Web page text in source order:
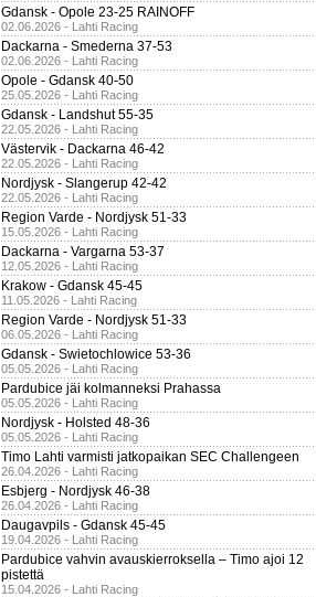
Gdansk - Opole 23-25 RAINOFF
02.06.2026 - Lahti Racing
Dackarna - Smederna 37-53
02.06.2026 - Lahti Racing
Opole - Gdansk 40-50
25.05.2026 - Lahti Racing
Gdansk - Landshut 55-35
22.05.2026 - Lahti Racing
Västervik - Dackarna 46-42
22.05.2026 - Lahti Racing
Nordjysk - Slangerup 42-42
22.05.2026 - Lahti Racing
Region Varde - Nordjysk 51-33
15.05.2026 - Lahti Racing
Dackarna - Vargarna 53-37
12.05.2026 - Lahti Racing
Krakow - Gdansk 45-45
11.05.2026 - Lahti Racing
Region Varde - Nordjysk 51-33
06.05.2026 - Lahti Racing
Gdansk - Swietochlowice 53-36
05.05.2026 - Lahti Racing
Pardubice jäi kolmanneksi Prahassa
05.05.2026 - Lahti Racing
Nordjysk - Holsted 48-36
05.05.2026 - Lahti Racing
Timo Lahti varmisti jatkopaikan SEC Challengeen
26.04.2026 - Lahti Racing
Esbjerg - Nordjysk 46-38
26.04.2026 - Lahti Racing
Daugavpils - Gdansk 45-45
19.04.2026 - Lahti Racing
Pardubice vahvin avauskierroksella – Timo ajoi 12
pistettä
15.04.2026 - Lahti Racing